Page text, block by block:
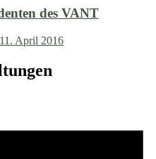
des VANT
11. April 2016